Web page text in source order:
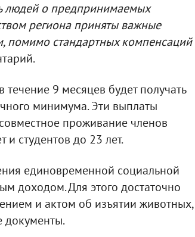
людей о предпринимаемых
региона приняты важные
стандартных компенсаций
течение 9 месяцев будет получать
минимума. Эти выплаты
проживание членов
и студентов до 23 лет.
единовременной социальной
доходом. Для этого достаточно
и актом об изъятии животных,
документы.